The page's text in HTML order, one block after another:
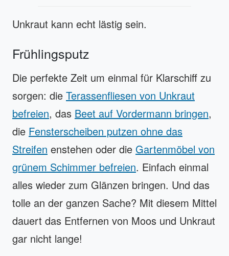
Unkraut kann echt lästig sein.
Frühlingsputz
Die perfekte Zeit um einmal für Klarschiff zu
sorgen: die Terassenfliesen von Unkraut
befreien, das Beet auf Vordermann bringen,
die Fensterscheiben putzen ohne das
Streifen enstehen oder die Gartenmöbel von
grünem Schimmer befreien. Einfach einmal
alles wieder zum Glänzen bringen. Und das
tolle an der ganzen Sache? Mit diesem Mittel
dauert das Entfernen von Moos und Unkraut
gar nicht lange!